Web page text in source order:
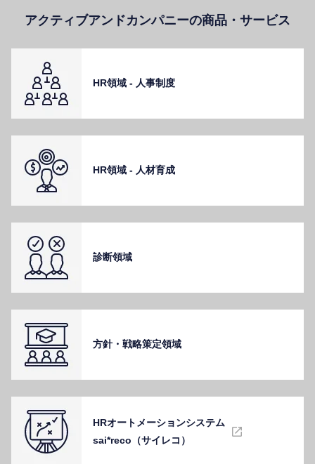
アクティブアンドカンパニーの商品・サービス
HR領域 - ⼈事制度
HR領域 - ⼈材育成
診断領域
⽅針・戦略策定領域
HRオートメーションシステム
sai*reco（サイレコ）